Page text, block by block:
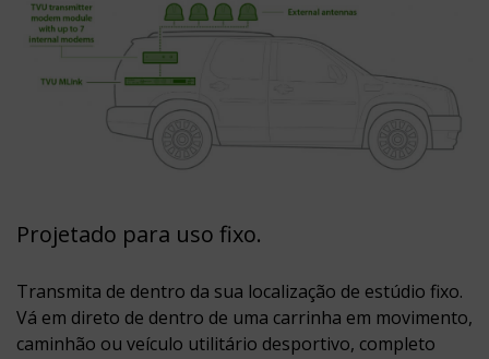
Projetado para uso fixo.
Transmita de dentro da sua localização de estúdio fixo.
Vá em direto de dentro de uma carrinha em movimento,
caminhão ou veículo utilitário desportivo, completo